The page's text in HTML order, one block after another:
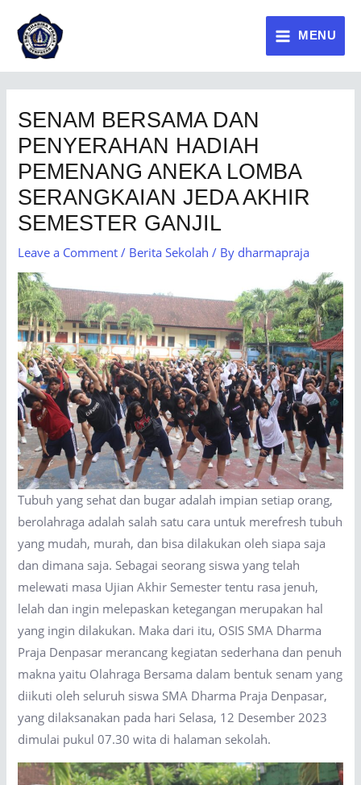
MENU
SENAM BERSAMA DAN
PENYERAHAN HADIAH
PEMENANG ANEKA LOMBA
SERANGKAIAN JEDA AKHIR
SEMESTER GANJIL
Leave a Comment / Berita Sekolah / By dharmapraja
Tubuh yang sehat dan bugar adalah impian setiap orang,
berolahraga adalah salah satu cara untuk merefresh tubuh
yang mudah, murah, dan bisa dilakukan oleh siapa saja
dan dimana saja. Sebagai seorang siswa yang telah
melewati masa Ujian Akhir Semester tentu rasa jenuh,
lelah dan ingin melepaskan ketegangan merupakan hal
yang ingin dilakukan. Maka dari itu, OSIS SMA Dharma
Praja Denpasar merancang kegiatan sederhana dan penuh
makna yaitu Olahraga Bersama dalam bentuk senam yang
diikuti oleh seluruh siswa SMA Dharma Praja Denpasar,
yang dilaksanakan pada hari Selasa, 12 Desember 2023
dimulai pukul 07.30 wita di halaman sekolah.